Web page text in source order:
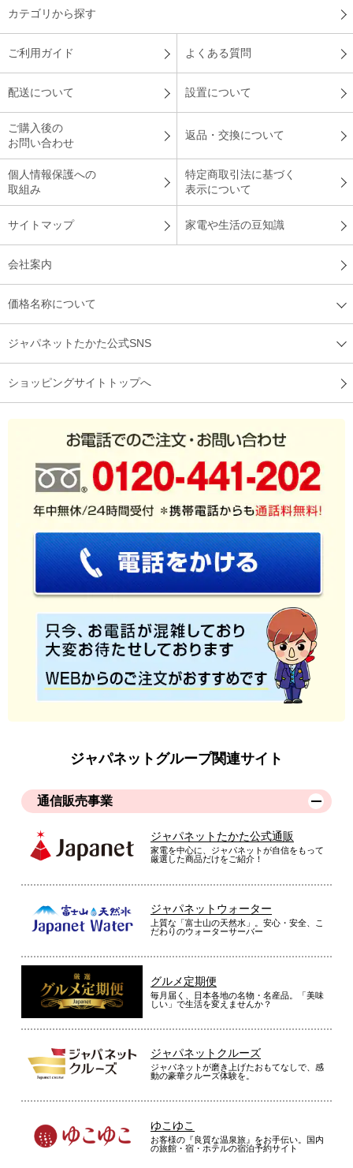
カテゴリから探す
ご利用ガイド よくある質問
配送について 設置について
ご購入後の
お問い合わせ
返品・交換について
個人情報保護への
取組み
特定商取引法に基づく
表示について
サイトマップ 家電や生活の豆知識
会社案内
価格名称について
ジャパネットたかた公式SNS
ショッピングサイトトップへ
ジャパネットグループ関連サイト
通信販売事業
ジャパネットたかた公式通販
家電を中心に、ジャパネットが自信をもって
厳選した商品だけをご紹介！
ジャパネットウォーター
上質な「富士山の天然水」。安心・安全、こ
だわりのウォーターサーバー
グルメ定期便
毎月届く、日本各地の名物・名産品。「美味
しい」で生活を変えませんか？
ジャパネットクルーズ
ジャパネットが磨き上げたおもてなしで、感
動の豪華クルーズ体験を。
ゆこゆこ
お客様の『良質な温泉旅』をお手伝い。国内
の旅館・宿・ホテルの宿泊予約サイト